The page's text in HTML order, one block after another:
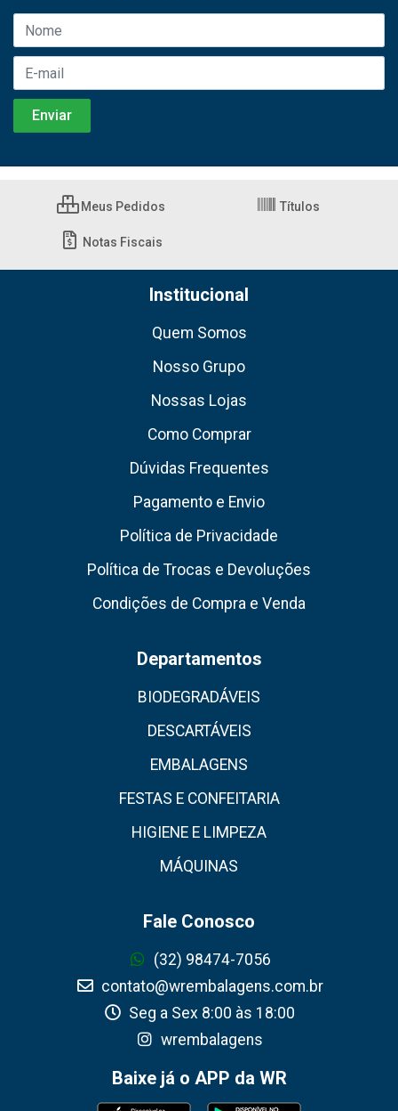
Meus Pedidos Títulos
Notas Fiscais
Institucional
Quem Somos
Nosso Grupo
Nossas Lojas
Como Comprar
Dúvidas Frequentes
Pagamento e Envio
Política de Privacidade
Política de Trocas e Devoluções
Condições de Compra e Venda
Departamentos
BIODEGRADÁVEIS
DESCARTÁVEIS
EMBALAGENS
FESTAS E CONFEITARIA
HIGIENE E LIMPEZA
MÁQUINAS
Fale Conosco
(32) 98474-7056
contato@wrembalagens.com.br
Seg a Sex 8:00 às 18:00
wrembalagens
Baixe já o APP da WR